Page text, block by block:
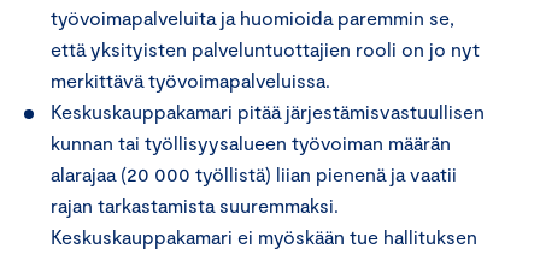
työvoimapalveluita ja huomioida paremmin se,
että yksityisten palveluntuottajien rooli on jo nyt
merkittävä työvoimapalveluissa.
Keskuskauppakamari pitää järjestämisvastuullisen
kunnan tai työllisyysalueen työvoiman määrän
alarajaa (20 000 työllistä) liian pienenä ja vaatii
rajan tarkastamista suuremmaksi.
Keskuskauppakamari ei myöskään tue hallituksen